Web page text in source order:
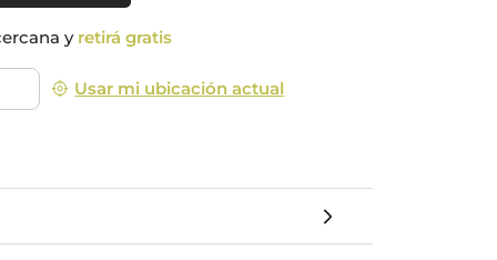
y retirá gratis
Usar mi ubicación actual